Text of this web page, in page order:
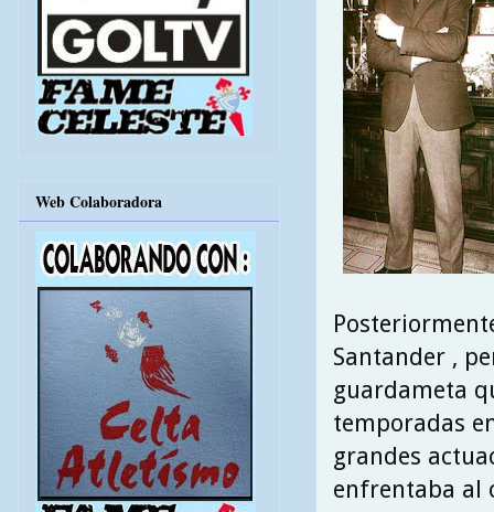
Santander ,
guardameta
temporadas
grandes
enfrentaba al
Web Colaboradora